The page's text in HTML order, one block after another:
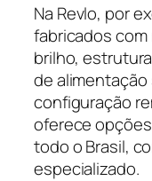
Na Revlo, por
fabricados com
brilho,
de
configuração
oferece
todo o Brasil,
especializado.